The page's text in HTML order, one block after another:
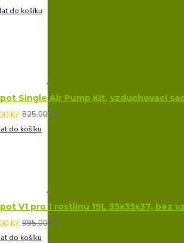
do košíku
Single Air Pump Kit, vzduchovací
Kč 825,00 Kč
do košíku
V1 pro 1 rostlinu 19L 35x35x37, bez
Kč 995,00 Kč
do košíku